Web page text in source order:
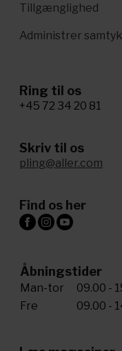
Tillgænglighed
Administrer
Ring til os
+45 72 34 20 81
Skriv til os
pling@aller.com
Find os her
Åbningstider
Man-tor
09.00 -
Fre
09.00 -